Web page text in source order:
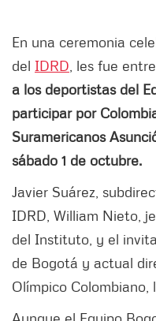
En una ceremonia
del IDRD , les fue
a los deportistas del
participar por
Suramericanos
sábado 1 de octubre.
Javier Suárez,
IDRD, William Nieto,
del Instituto, y el
de Bogotá y actual
Olímpico Colombiano,